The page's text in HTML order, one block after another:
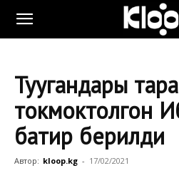
Туугандары
токмоктолгон
батир берилди
Автор: kloop.kg - 17/02/2021